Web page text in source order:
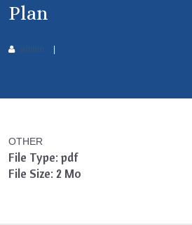
Plan
admin
OTHER
File Type: pdf
File Size: 2 Mo